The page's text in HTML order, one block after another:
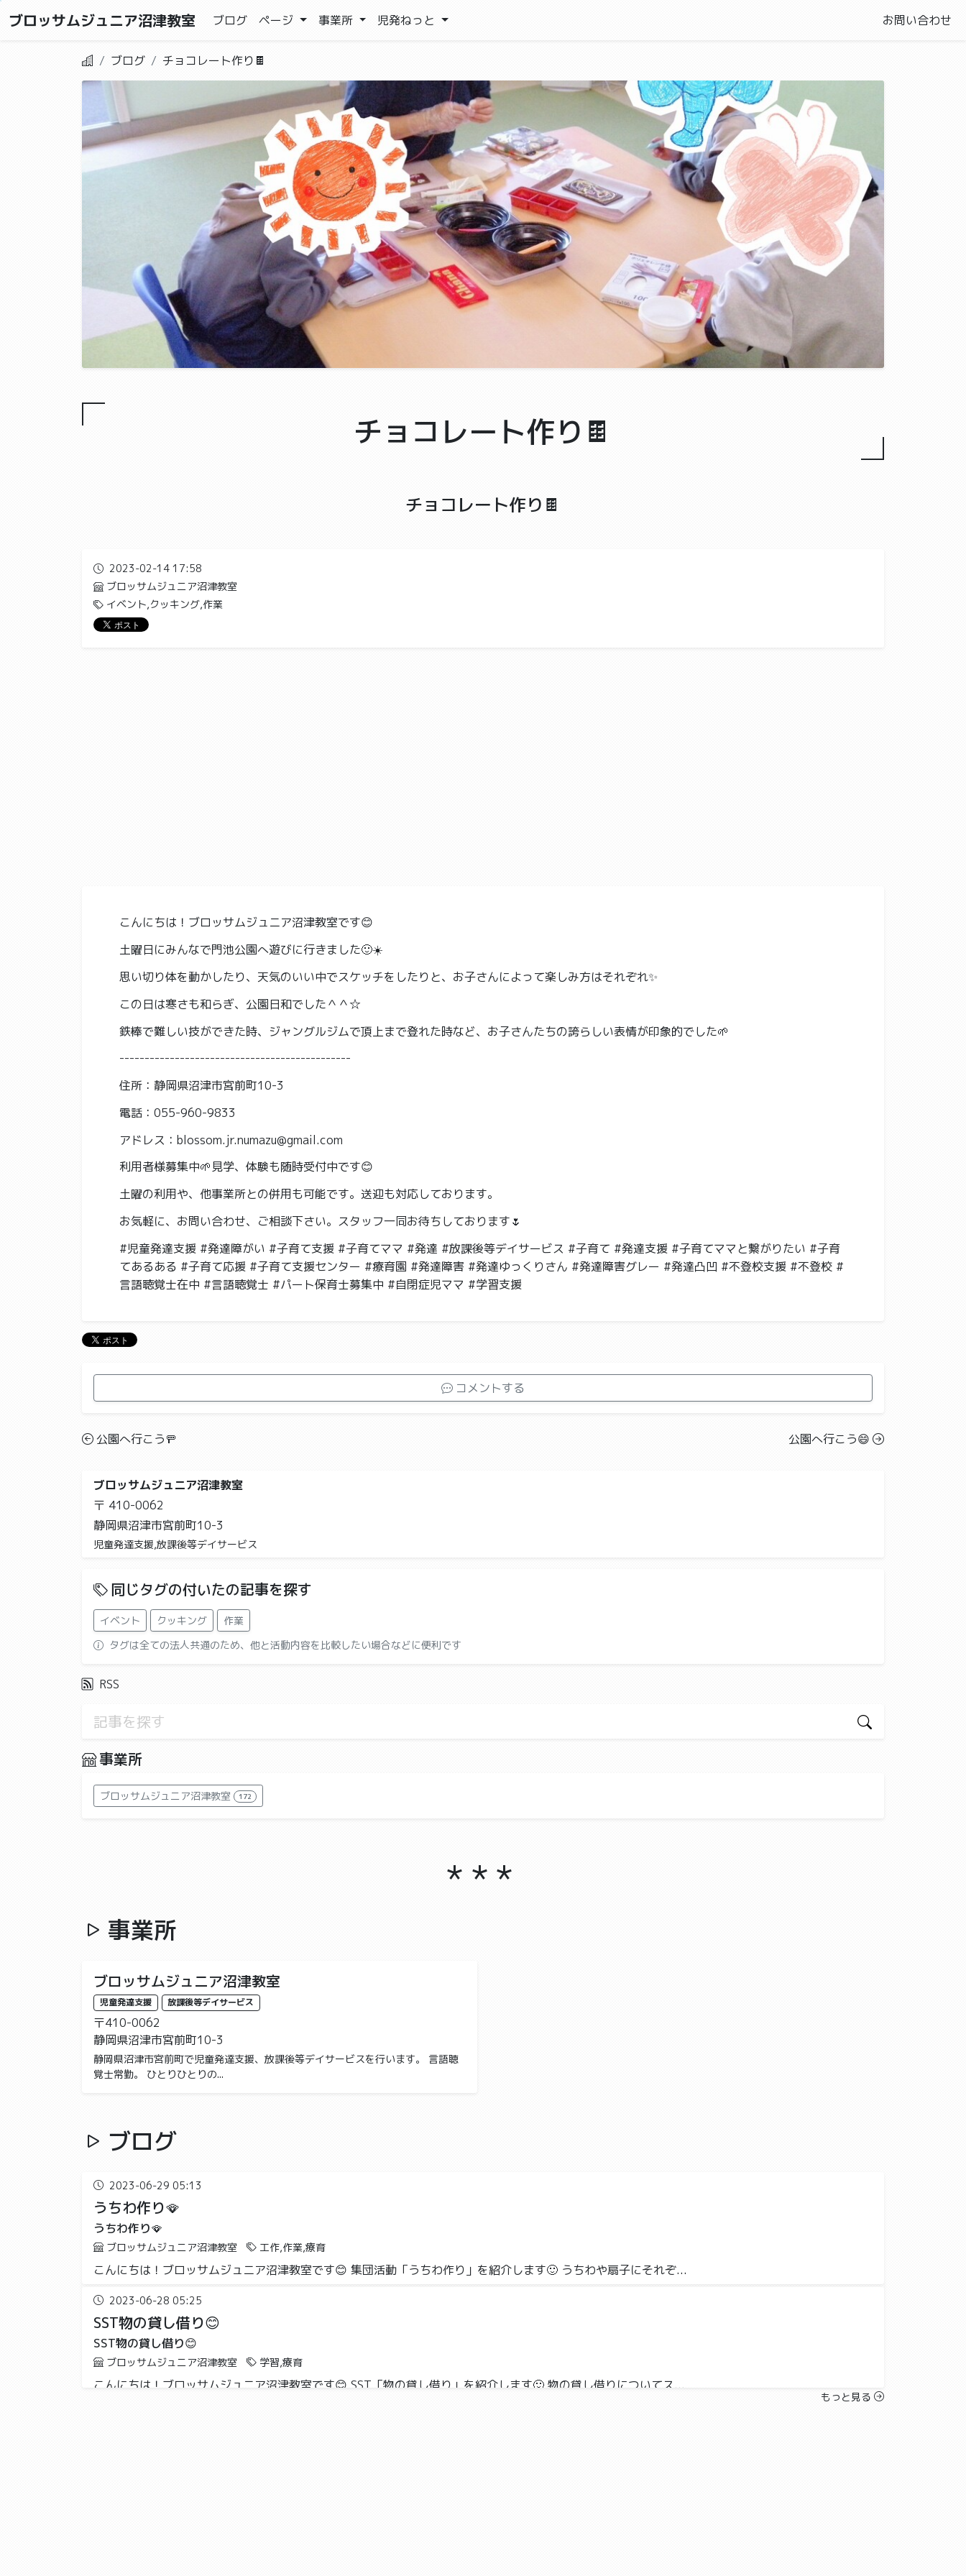
ブロッサムジュニア沼津教室 ブログ ページ 事業所 児発ねっと お問い合わせ
ブログ チョコレート作り🍫
チョコレート作り🍫
チョコレート作り🍫
2023-02-14 17:58
ブロッサムジュニア沼津教室
イベント,クッキング,作業
こんにちは！ブロッサムジュニア沼津教室です😊
土曜日にみんなで門池公園へ遊びに行きました🙂☀️
思い切り体を動かしたり、天気のいい中でスケッチをしたりと、お子さんによって楽しみ方はそれぞれ✨
この日は寒さも和らぎ、公園日和でした＾＾☆
鉄棒で難しい技ができた時、ジャングルジムで頂上まで登れた時など、お子さんたちの誇らしい表情が印象的でした🌱
----------------------------------------------
住所：静岡県沼津市宮前町10-3
電話：055-960-9833
アドレス：blossom.jr.numazu@gmail.com
利用者様募集中🌱見学、体験も随時受付中です😊
土曜の利用や、他事業所との併用も可能です。送迎も対応しております。
お気軽に、お問い合わせ、ご相談下さい。スタッフ一同お待ちしております🌷
#児童発達支援 #発達障がい #子育て支援 #子育てママ #発達 #放課後等デイサービス #子育て #発達支援 #子育てママと繋がりたい #子育
てあるある #子育て応援 #子育て支援センター #療育園 #発達障害 #発達ゆっくりさん #発達障害グレー #発達凸凹 #不登校支援 #不登校 #
言語聴覚士在中 #言語聴覚士 #パート保育士募集中 #自閉症児ママ #学習支援
コメントする
公園へ行こう🚥 公園へ行こう😄
ブロッサムジュニア沼津教室
〒 410-0062
静岡県沼津市宮前町10-3
児童発達支援,放課後等デイサービス
同じタグの付いたの記事を探す
イベント クッキング
作業
タグは全ての法人共通のため、他と活動内容を比較したい場合などに便利です
RSS
事業所
ブロッサムジュニア沼津教室 172
事業所
ブロッサムジュニア沼津教室
児童発達支援 放課後等デイサービス
〒410-0062
静岡県沼津市宮前町10-3
静岡県沼津市宮前町で児童発達支援、放課後等デイサービスを行います。 言語聴
覚士常勤。 ひとりひとりの...
ブログ
2023-06-29 05:13
うちわ作り🪭
うちわ作り🪭
ブロッサムジュニア沼津教室 工作,作業,療育
こんにちは！ブロッサムジュニア沼津教室です😊 集団活動「うちわ作り」を紹介します🙂 うちわや扇子にそれぞ...
2023-06-28 05:25
SST物の貸し借り😊
SST物の貸し借り😊
ブロッサムジュニア沼津教室 学習,療育
こんにちは！ブロッサムジュニア沼津教室です😊 SST「物の貸し借り」を紹介します🙂 物の貸し借りについてス...
もっと見る